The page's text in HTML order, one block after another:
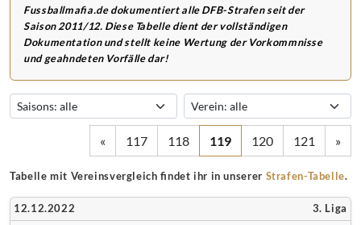
Fussballmafia.de dokumentiert alle DFB-Strafen seit der
Saison 2011/12. Diese Tabelle dient der vollständigen
Dokumentation und stellt keine Wertung der Vorkommnisse
und geahndeten Vorfälle dar!
« 117 118 119 120 121 »
Tabelle mit Vereinsvergleich findet ihr in unserer Strafen-Tabelle.
12.12.2022 3. Liga